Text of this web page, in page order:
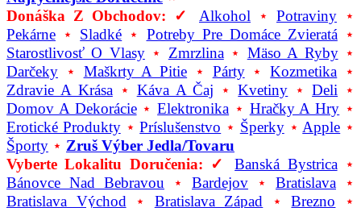
Donáška Z Obchodov: ✓ Alkohol ⋆ Potraviny ⋆
Pekárne ⋆ Sladké ⋆ Potreby Pre Domáce Zvieratá⋆
Starostlivosť O Vlasy⋆ Zmrzlina⋆ Mäso A Ryby⋆
Darčeky ⋆ Maškrty A Pitie ⋆ Párty⋆Kozmetika ⋆
Zdravie A Krása⋆ Káva A Čaj ⋆Kvetiny ⋆Deli ⋆
Domov A Dekorácie⋆Elektronika ⋆ Hračky A Hry ⋆
Erotické Produkty⋆Príslušenstvo ⋆ Šperky⋆ Apple ⋆
Športy ⋆ Zruš Výber Jedla/tovaru
Vyberte Lokalitu Doručenia: ✓
Banská Bystrica⋆
Bánovce Nad Bebravou ⋆ Bardejov ⋆ Bratislava ⋆
Bratislava Východ ⋆ Bratislava Západ ⋆Brezno ⋆